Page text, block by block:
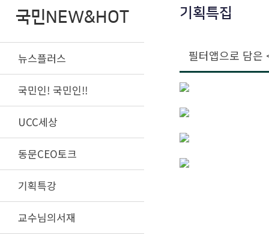
국민NEW&HOT
뉴스플러스
국민인! 국민인!!
UCC세상
동문CEO토크
기획특강
교수님의서재
기획특집
필터앱으로 담은